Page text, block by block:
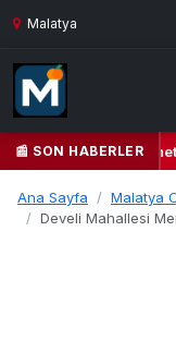
Malatya
📰 SON HABERLER
Kalbi ve Kültür
Ana Sayfa Malatya
Develi Mahallesi